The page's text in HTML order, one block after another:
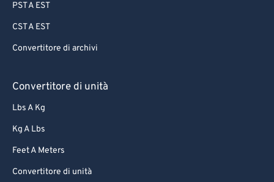
PST A EST
CST A EST
Convertitore di archivi
Convertitore di unità
Lbs A Kg
Kg A Lbs
Feet A Meters
Convertitore di unità